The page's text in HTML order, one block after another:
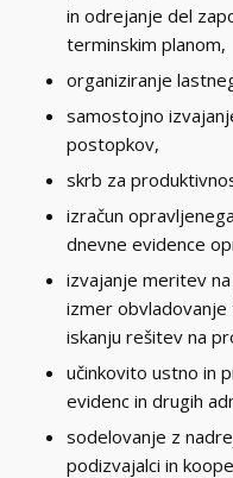
in odrejanje del
terminskim planom,
organiziranje
samostojno
postopkov,
skrb za
izračun
dnevne evidence
izvajanje meritev
izmer
iskanju rešitev na
učinkovito ustno in
evidenc in drugih
sodelovanje z
podizvajalci in